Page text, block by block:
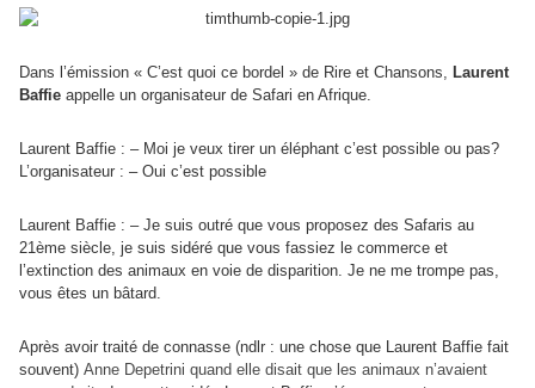
Dans l’émission « C’est quoi ce bordel » de Rire et Chansons, Laurent
Baffie appelle un organisateur de Safari en Afrique.
Laurent Baffie : – Moi je veux tirer un éléphant c’est possible ou pas?
L’organisateur : – Oui c’est possible
Laurent Baffie : – Je suis outré que vous proposez des Safaris au
21ème siècle, je suis sidéré que vous fassiez le commerce et
l’extinction des animaux en voie de disparition. Je ne me trompe pas,
vous êtes un bâtard.
Après avoir traité de connasse (ndlr : une chose que Laurent Baffie fait
souvent) Anne Depetrini quand elle disait que les animaux n’avaient